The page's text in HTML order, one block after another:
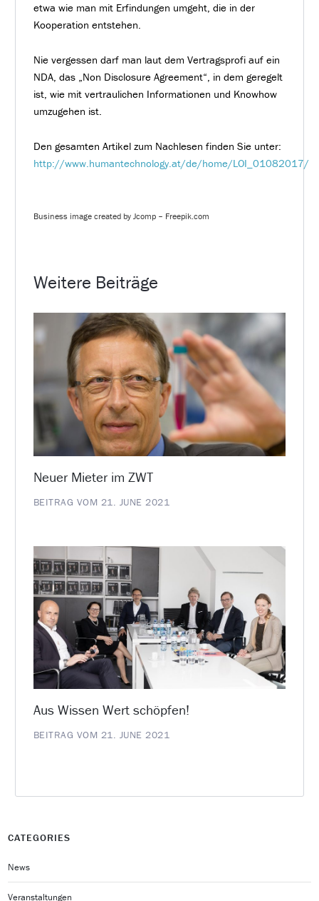
etwa wie man mit Erfindungen umgeht, die in der
Kooperation entstehen.
Nie vergessen darf man laut dem Vertragsprofi auf ein
NDA, das „Non Disclosure Agreement“, in dem geregelt
ist, wie mit vertraulichen Informationen und Knowhow
umzugehen ist.
Den gesamten Artikel zum Nachlesen finden Sie unter:
http://www.humantechnology.at/de/home/LOI_01082017/
Business image created by Jcomp – Freepik.com
Weitere Beiträge
Neuer Mieter im ZWT
BEITRAG VOM 21. JUNE 2021
Aus Wissen Wert schöpfen!
BEITRAG VOM 21. JUNE 2021
CATEGORIES
News
Veranstaltungen